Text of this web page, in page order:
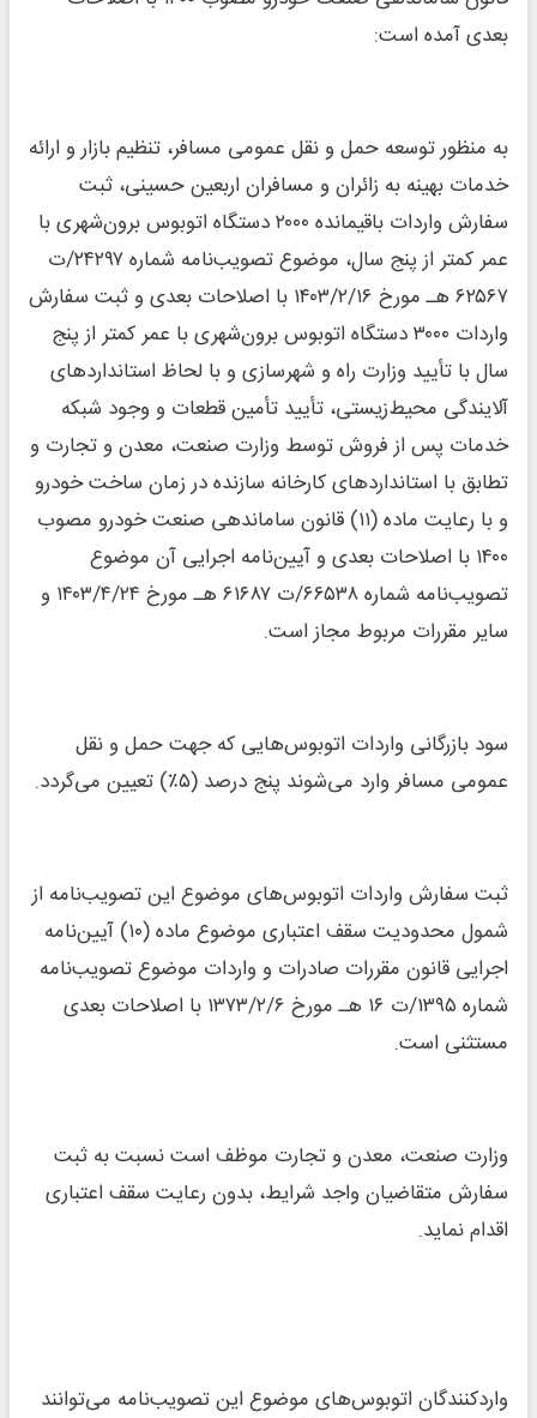
بعدی آمده است:
به منظور توسعه حمل و نقل عمومی مسافر، تنظیم بازار و ارائه
خدمات بهینه به زائران و مسافران اربعین حسینی، ثبت
سفارش واردات باقیمانده ۲۰۰۰ دستگاه اتوبوس برون‌شهری با
عمر کمتر از پنج سال، موضوع تصویب‌نامه شماره ۲۴۲۹۷/ت
۶۲۵۶۷ هـ مورخ ۱۴۰۳/۲/۱۶ با اصلاحات بعدی و ثبت سفارش
واردات ۳۰۰۰ دستگاه اتوبوس برون‌شهری با عمر کمتر از پنج
سال با تأیید وزارت راه و شهرسازی و با لحاظ استانداردهای
آلایندگی محیط‌زیستی، تأیید تأمین قطعات و وجود شبکه
خدمات پس از فروش توسط وزارت صنعت، معدن و تجارت و
تطابق با استانداردهای کارخانه سازنده در زمان ساخت خودرو
و با رعایت ماده (۱۱) قانون ساماندهی صنعت خودرو مصوب
۱۴۰۰ با اصلاحات بعدی و آیین‌نامه اجرایی آن موضوع
تصویب‌نامه شماره ۶۶۵۳۸/ت ۶۱۶۸۷ هـ مورخ ۱۴۰۳/۴/۲۴ و
سایر مقررات مربوط مجاز است.
سود بازرگانی واردات اتوبوس‌هایی که جهت حمل و نقل
عمومی مسافر وارد می‌شوند پنج درصد (۵٪) تعیین می‌گردد.
ثبت سفارش واردات اتوبوس‌های موضوع این تصویب‌نامه از
شمول محدودیت سقف اعتباری موضوع ماده (۱۰) آیین‌نامه
اجرایی قانون مقررات صادرات و واردات موضوع تصویب‌نامه
شماره ۱۳۹۵/ت ۱۶ هـ مورخ ۱۳۷۳/۲/۶ با اصلاحات بعدی
مستثنی است.
وزارت صنعت، معدن و تجارت موظف است نسبت به ثبت
سفارش متقاضیان واجد شرایط، بدون رعایت سقف اعتباری
اقدام نماید.
واردکنندگان اتوبوس‌های موضوع این تصویب‌نامه می‌توانند